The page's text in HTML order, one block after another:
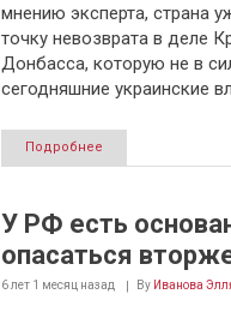
мнению эксперта, страна
точку невозврата в деле
Донбасса, которую не в
сегодняшние украинские
Подробнее
У РФ есть
опасаться
6 лет 1 месяц назад By Иванова